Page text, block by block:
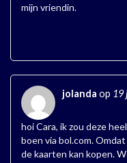
mijn vriendin.
jolanda op 19
hoi Cara, ik zou deze
boen via bol.com.
de kaarten kan kopen.